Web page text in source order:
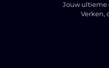
Jouw ultieme
Verken,